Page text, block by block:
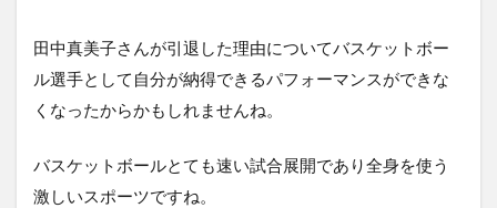
田中真美子さんが引退した理由についてバスケットボー
ル選手として自分が納得できるパフォーマンスができな
くなったからかもしれませんね。
バスケットボールとても速い試合展開であり全身を使う
激しいスポーツですね。